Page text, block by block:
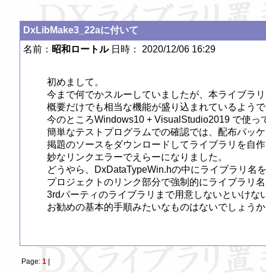
DxLibMake3_22aに付いて
名前： 昭和ロートル日時： 2020/12/06 16:29
初めまして。
今まで何でかスルーしていましたが、本ライブラ
概要だけでも相当な機能が盛り込まれているよう
今のところWindows10 + VisualStudio2019 で使っ
簡単なテストプログラムでの確認では、配布パッ
掲題のソースをダウンロードしてライブラリを自
妙なリンクエラーでえらーになりました。
どうやら、DxDataTypeWin.hの中にライブラリ名
プロジェクトのリンク部分で強制的にライブラリ
3rdパーティのライブラリまで用意しないといけな
お勧めの基本的手順みたいなものはないでしょう
Page: 1|